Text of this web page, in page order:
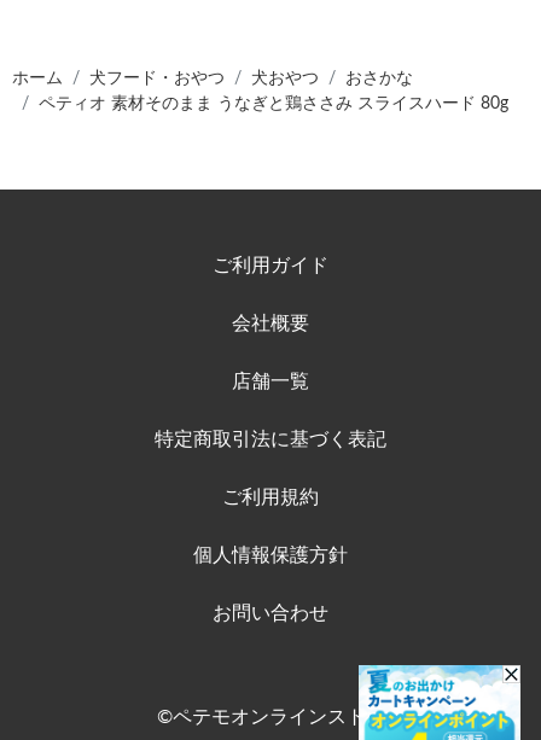
ホーム 犬フード・おやつ 犬おやつ
おさかな
ペティオ 素材そのまま うなぎと鶏ささみ スライスハード 80g
ご利用ガイド
会社概要
店舗一覧
特定商取引法に基づく表記
ご利用規約
個人情報保護方針
お問い合わせ
©ペテモオンラインストア